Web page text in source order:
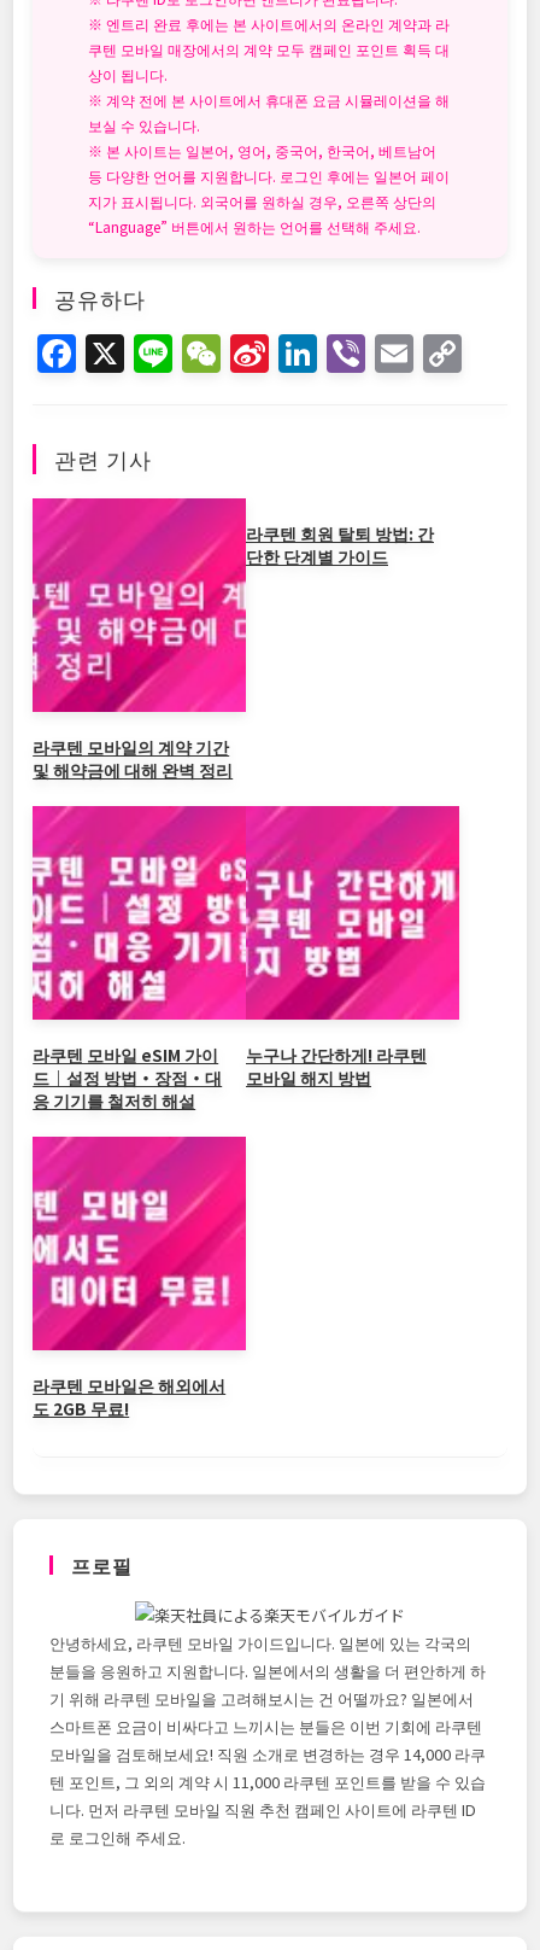
※ 엔트리 완료 후에는 본 사이트에서의 온라인 계약과 라
쿠텐 모바일 매장에서의 계약 모두 캠페인 포인트 획득 대
상이 됩니다.
※ 계약 전에 본 사이트에서 휴대폰 요금 시뮬레이션을 해
보실 수 있습니다.
※ 본 사이트는 일본어, 영어, 중국어, 한국어, 베트남어
등 다양한 언어를 지원합니다. 로그인 후에는 일본어 페이
지가 표시됩니다. 외국어를 원하실 경우, 오른쪽 상단의
“Language” 버튼에서 원하는 언어를 선택해 주세요.
공유하다
F
e
b
o
k
X Li W
at
Si
b
Li
n
Vi E
관련 기사
라쿠텐 모바일의 계약 기간
및 해약금에 대해 완벽 정리
라쿠텐 회원 탈퇴 방법: 간
단한 단계별 가이드
라쿠텐 모바일 eSIM 가이
드｜설정 방법・장점・대
응 기기를 철저히 해설
누구나 간단하게! 라쿠텐
모바일 해지 방법
라쿠텐 모바일은 해외에서
도 2GB 무료!
프로필
안녕하세요, 라쿠텐 모바일 가이드입니다. 일본에 있는 각국의
분들을 응원하고 지원합니다. 일본에서의 생활을 더 편안하게 하
기 위해 라쿠텐 모바일을 고려해보시는 건 어떨까요? 일본에서
스마트폰 요금이 비싸다고 느끼시는 분들은 이번 기회에 라쿠텐
모바일을 검토해보세요! 직원 소개로 변경하는 경우 14,000 라쿠
텐 포인트, 그 외의 계약 시 11,000 라쿠텐 포인트를 받을 수 있습
니다. 먼저 라쿠텐 모바일 직원 추천 캠페인 사이트에 라쿠텐 ID
로 로그인해 주세요.